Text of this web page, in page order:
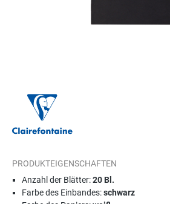
PRODUKTEIGENSCHAFTEN
Anzahl der Blätter:20 Bl.
Farbe des Einbandes:schwarz